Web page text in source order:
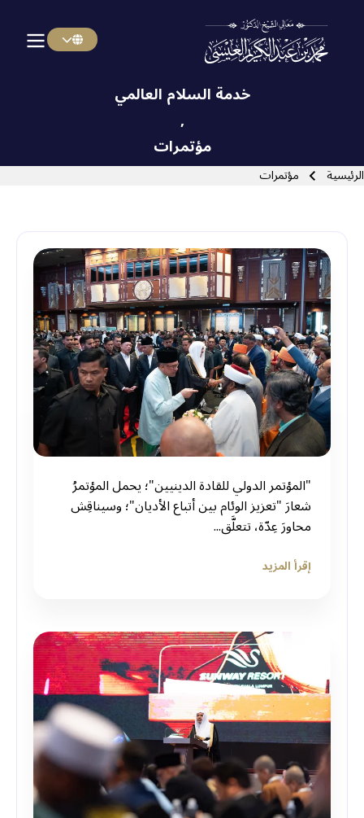
Skip to main navigation
Close search
خدمة السلام العالمي
,
مؤتمرات
مسار التنقل
الرئيسية مؤتمرات
"المؤتمر الدولي للقادة الدينيين"؛ يحمل المؤتمرُ
شعارَ "تعزيز الوئام بين أتباع الأديان"؛ وسيناقِش
محاورَ عِدّة، تتعلَّق...
إقرأ المزيد